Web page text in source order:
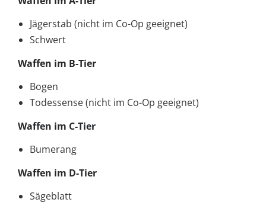
Jägerstab (nicht im Co-Op geeignet)
Schwert
Waffen im B-Tier
Bogen
Todessense (nicht im Co-Op geeignet)
Waffen im C-Tier
Bumerang
Waffen im D-Tier
Sägeblatt